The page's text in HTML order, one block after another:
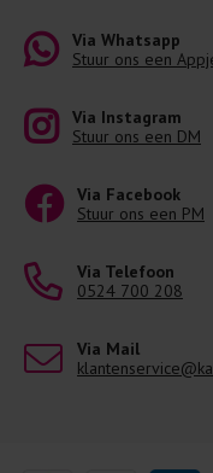
Via Whatsapp
Stuur ons een
Via Instagram
Stuur ons een DM
Via Facebook
Stuur ons een PM
Via Telefoon
0524 700 208
Via Mail